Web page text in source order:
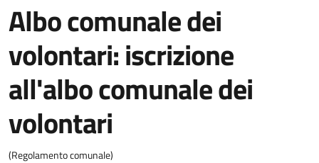
Albo comunale dei
volontari: iscrizione
all'albo comunale dei
volontari
(Regolamento comunale)